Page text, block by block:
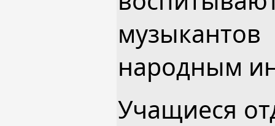
народным
Учащиеся